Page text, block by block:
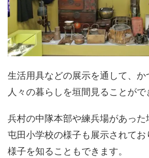
生活用具などの展示を通して、
人々の暮らしを垣間見ることがで
兵村の中隊本部や練兵場があっ
屯田小学校の様子も展示されて
様子を知ることもできます。